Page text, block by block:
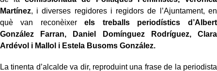
Martínez, i diverses regidores i regidors de l’Ajuntament, en
què van reconèixerels treballs periodístics d’Albert
González Farran, Daniel Domínguez Rodríguez, Clara
Ardévol i Mallol i Estela Busoms González.
La tinenta d’alcalde va dir, reproduint una frase de la periodista